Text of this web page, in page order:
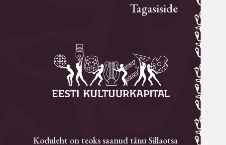
Tagasiside
Koduleht on teoks saanud tänu Sillaotsa